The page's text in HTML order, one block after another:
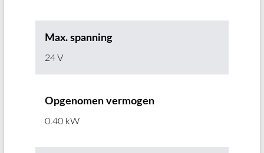
Max. spanning
24 V
Opgenomen vermogen
0.40 kW